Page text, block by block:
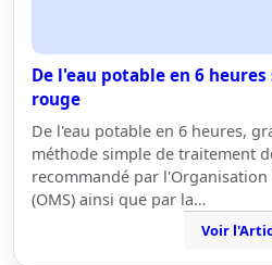
De l'eau potable en 6
rouge
De l'eau potable en 6 heures,
méthode simple de traitement
recommandé par
(OMS) ainsi que par la…
Voir